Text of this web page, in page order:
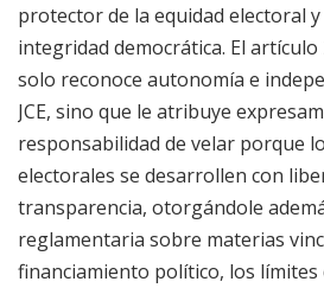
protector de la equidad electoral
integridad democrática. El
solo reconoce autonomía e
JCE, sino que le atribuye
responsabilidad de velar porque
electorales se desarrollen con
transparencia, otorgándole
reglamentaria sobre materias
financiamiento político, los límites